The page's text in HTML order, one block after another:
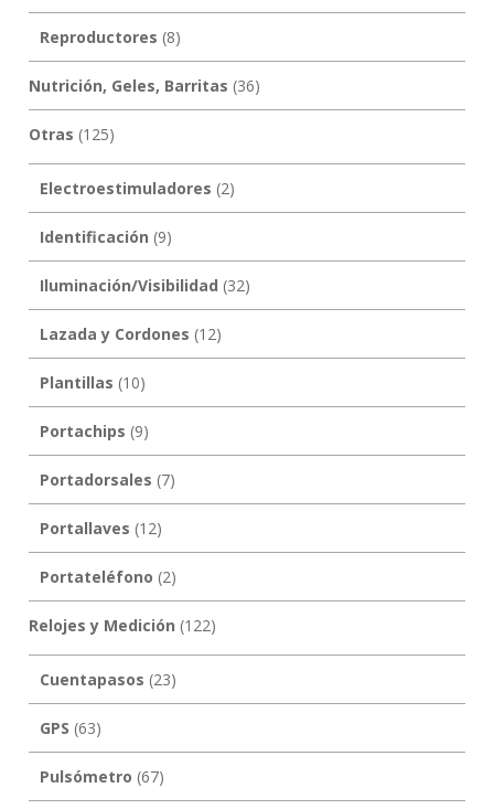
Reproductores (8)
Nutrición, Geles, Barritas (36)
Otras (125)
Electroestimuladores (2)
Identificación (9)
Iluminación/Visibilidad (32)
Lazada y Cordones (12)
Plantillas (10)
Portachips (9)
Portadorsales (7)
Portallaves (12)
Portateléfono (2)
Relojes y Medición (122)
Cuentapasos (23)
GPS (63)
Pulsómetro (67)